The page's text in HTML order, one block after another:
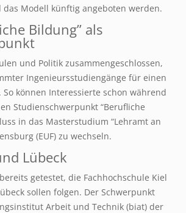
das Modell künftig angeboten werden.
Bildung” als
und Politik zusammengeschlossen,
Ingenieursstudiengänge für einen
können Interessierte schon während
Studienschwerpunkt “Berufliche
in das Masterstudium “Lehramt an
(EUF) zu wechseln.
Lübeck
getestet, die Fachhochschule Kiel
sollen folgen. Der Schwerpunkt
Arbeit und Technik (biat) der